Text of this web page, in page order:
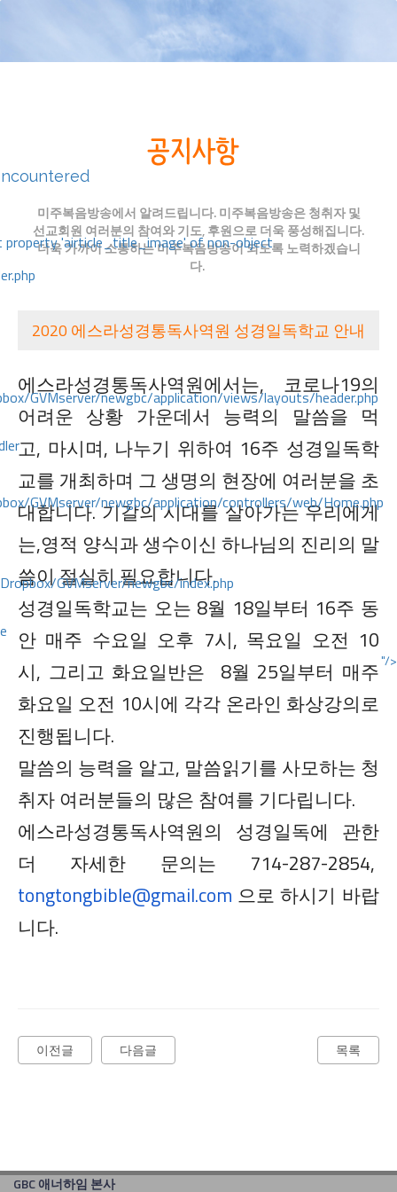
property 'airticle_title_image' of non-object
GVMserver/newgbc/application/views/layouts/header.php
GVMserver/newgbc/application/controllers/web/Home.php
GVMserver/newgbc/index.php
"/>
미주복음방송에서 알려드립니다. 미주복음방송은 청취자 및
선교회원 여러분의 참여와 기도, 후원으로 더욱 풍성해집니다.
더욱 가까이 소통하는 미주복음방송이 되도록 노력하겠습니
다.
2020 에스라성경통독사역원 성경일독학교 안내
에스라성경통독사역원에서는, 코로나19의
어려운 상황 가운데서 능력의 말씀을 먹
고, 마시며, 나누기 위하여 16주 성경일독학
교를 개최하며 그 생명의 현장에 여러분을 초
대합니다. 기갈의 시대를 살아가는 우리에게
는,영적 양식과 생수이신 하나님의 진리의 말
씀이 절실히 필요합니다.
성경일독학교는 오는 8월 18일부터 16주 동
안 매주 수요일 오후 7시, 목요일 오전 10
시, 그리고 화요일반은 8월 25일부터 매주
화요일 오전 10시에 각각 온라인 화상강의로
진행됩니다.
말씀의 능력을 알고, 말씀읽기를 사모하는 청
취자 여러분들의 많은 참여를 기다립니다.
에스라성경통독사역원의 성경일독에 관한
더 자세한 문의는 714-287-2854,
tongtongbible@gmail.com 으로 하시기 바랍
니다.
다음글
이전글 목록
GBC 애너하임 본사